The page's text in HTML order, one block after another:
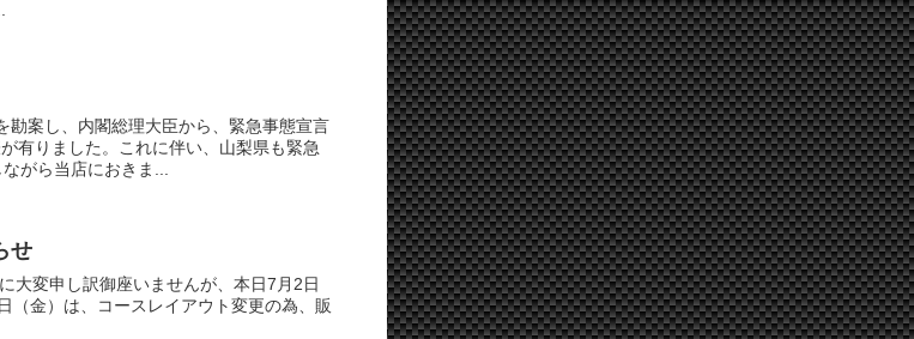
勘案し、内閣総理大臣から、緊急事態宣言
有りました。これに伴い、山梨県も緊急
がら当店におきま...
せ
大変申し訳御座いませんが、本日7月2日
（金）は、コースレイアウト変更の為、販